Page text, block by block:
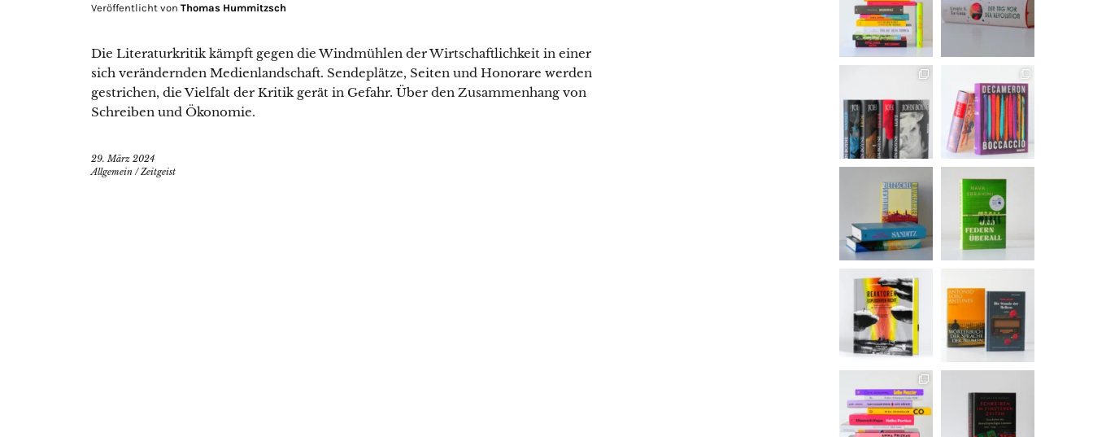
Veröffentlicht von Thomas Hummitzsch
Die Literaturkritik kämpft gegen die Windmühlen der Wirtschaftlichkeit in einer
sich verändernden Medienlandschaft. Sendeplätze, Seiten und Honorare werden
gestrichen, die Vielfalt der Kritik gerät in Gefahr. Über den Zusammenhang von
Schreiben und Ökonomie.
29. März 2024
Allgemein /Zeitgeist